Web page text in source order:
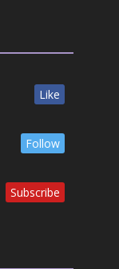
Like
Follow
Subscribe